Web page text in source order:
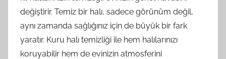
değiştirir. Temiz bir halı, sadece görünüm değil,
aynı zamanda sağlığınız için de büyük bir fark
yaratır. Kuru halı temizliği ile hem halılarınızı
koruyabilir hem de evinizin atmosferini